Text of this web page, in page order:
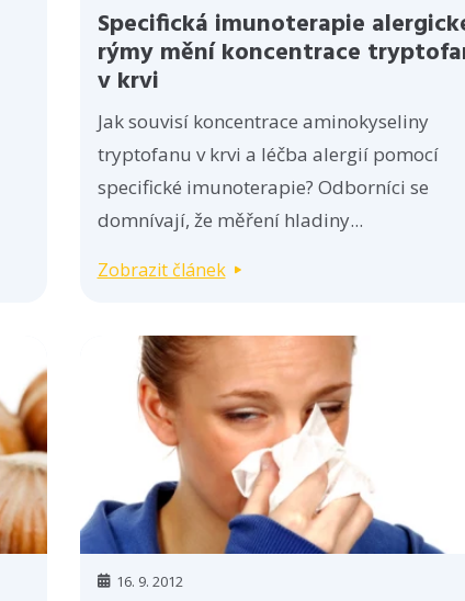
Specifická imunoterapie
rýmy mění koncentrace
v krvi
Jak souvisí koncentrace aminokyseliny
tryptofanu v krvi a léčba alergií pomocí
specifické imunoterapie? Odborníci se
domnívají, že měření hladiny...
Zobrazit článek
16. 9. 2012